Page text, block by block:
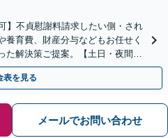
】不貞慰謝料請求したい側・され
養育費、財産分与などもお任せく
た解決策ご提案。【土日・夜間面
表を見る
メールでお問い合わせ